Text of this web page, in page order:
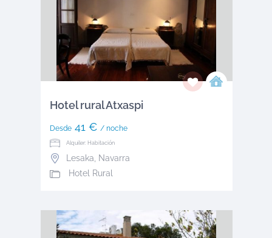
Hotel rural Atxaspi
Desde41 € / noche
Alquiler: Habitación
Lesaka
Navarra
Hotel Rural